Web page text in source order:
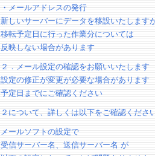
・メールアドレスの発行
新しいサーバーにデータを移設いたします
移転予定日に行った作業分については
反映しない場合があります
２．メール設定の確認をお願いいたします
設定の修正が変更が必要な場合があります
予定日までにご確認ください
２について、詳しくは以下をご確認くださ
メールソフトの設定で
受信サーバー名、送信サーバー名 が